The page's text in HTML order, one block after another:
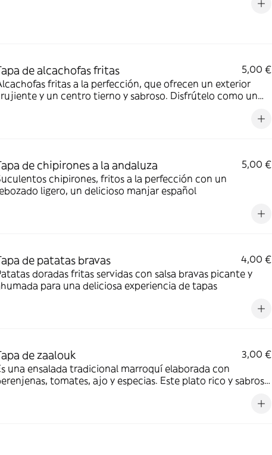
de alcachofas fritas
5,00 €
fritas a la perfección, que ofrecen un exterior
y un centro tierno y sabroso. Disfrútelo como un
de chipirones a la andaluza
5,00 €
chipirones, fritos a la perfección con un
ligero, un delicioso manjar español
de patatas bravas
4,00 €
doradas fritas servidas con salsa bravas picante y
para una deliciosa experiencia de tapas
de zaalouk
3,00 €
una ensalada tradicional marroquí elaborada con
tomates, ajo y especias. Este plato rico y sabroso